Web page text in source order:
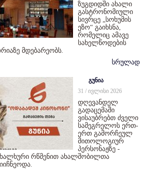
ზუგდიდში ახალი
გასტრონომიული
სივრცე „სოხუმის
ეზო“ გაიხსნა,
რომელიც ამავე
სახელწოდების
მდებარეობს.
სრულად
გუნია
31 / ივლისი 2026
დღევანდელ
გადაცემაში
ვისაუბრებთ ძველი
სამეგრელოს ერთ-
ერთ გამორჩეულ
მითოლოგიურ
პერსონაჟზე -
რწმენით ახალშობილთა